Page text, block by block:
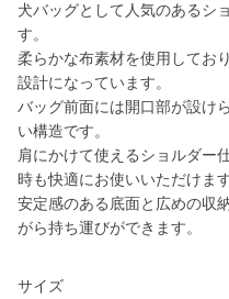
犬バッグとして人気のあるシ
す。
柔らかな布素材を使用してお
設計になっています。
バッグ前面には開口部が設け
い構造です。
肩にかけて使えるショルダー
時も快適にお使いいただけます
安定感のある底面と広めの収
がら持ち運びができます。
サイズ